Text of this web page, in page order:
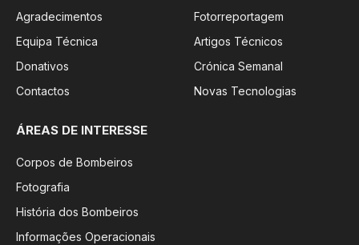
Agradecimentos
Equipa Técnica
Donativos
Contactos
Fotorreportagem
Artigos Técnicos
Crónica Semanal
Novas Tecnologias
ÁREAS DE INTERESSE
Corpos de Bombeiros
Fotografia
História dos Bombeiros
Informações Operacionais